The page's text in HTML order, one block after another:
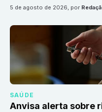
5 de agosto de 2026, por
SAÚDE
Anvisa alerta sobre